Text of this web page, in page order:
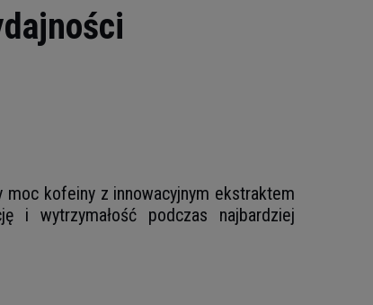
moc kofeiny z innowacyjnym ekstraktem
i wytrzymałość podczas najbardziej